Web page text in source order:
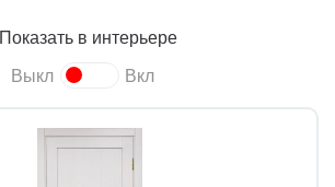
Показать в интерьере
Выкл Вкл